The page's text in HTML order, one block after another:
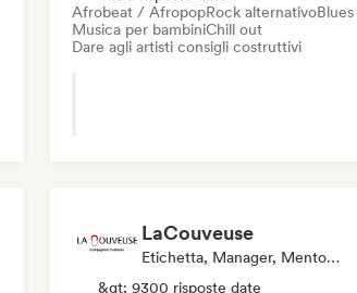
Afrobeat / AfropopRock alternativoBlues
Musica per bambiniChill out
Dare agli artisti consigli costruttivi
LaCouveuse
Etichetta, Manager, Mentore, Editore
&gt; 9300 risposte date